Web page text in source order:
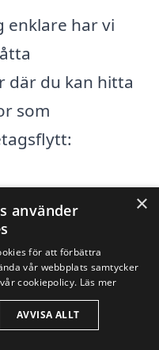
enklare har vi
där du kan hitta
som
×
använder
för att förbättra
vår webbplats samtycker
cookiepolicy. Läs mer
AVVISA ALLT